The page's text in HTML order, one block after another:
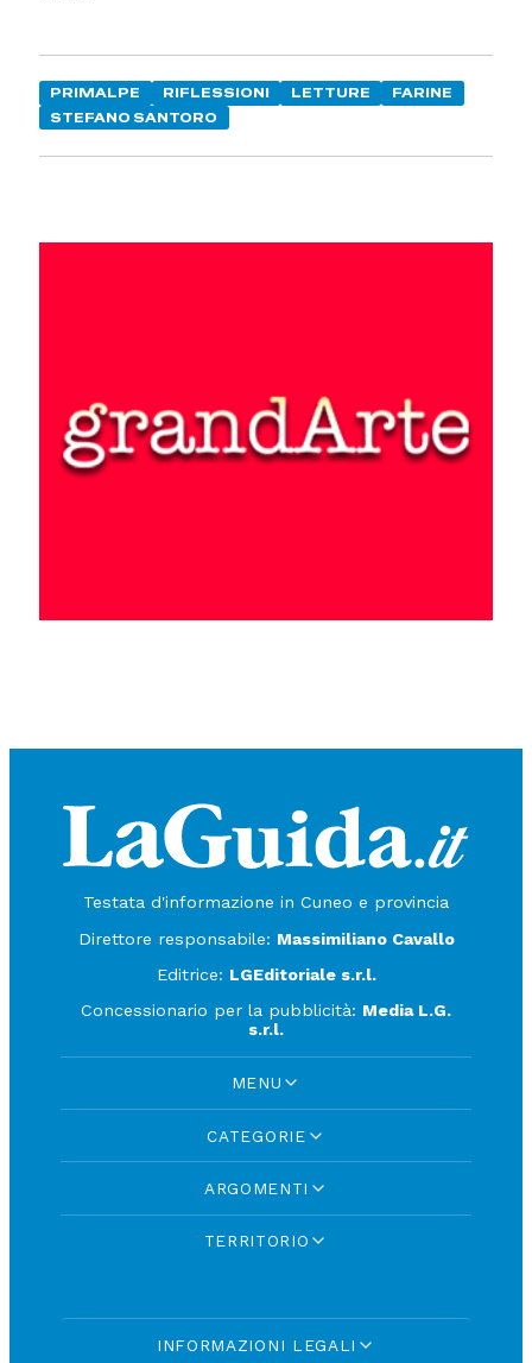
PRIMALPE RIFLESSIONI LETTURE
FARINE
STEFANO SANTORO
Testata d'informazione in Cuneo e provincia
Direttore responsabile: Massimiliano Cavallo
Editrice: LGEditoriale s.r.l.
Concessionario per la pubblicità: Media L.G.
s.r.l.
MENU
CATEGORIE
ARGOMENTI
TERRITORIO
INFORMAZIONI LEGALI